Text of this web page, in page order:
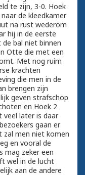
te zijn, 3-0. Hoek
de kleedkamer
na rust wederom
hij in de eerste
bal niet binnen
Otte die met een
Met nog ruim
krachten
die men in de
brengen zijn
geven strafschop
en Hoek 2
veel later is daar
gaan er
zal men niet komen
en vooral de
mag zeker een
wel in de lucht
aan de andere